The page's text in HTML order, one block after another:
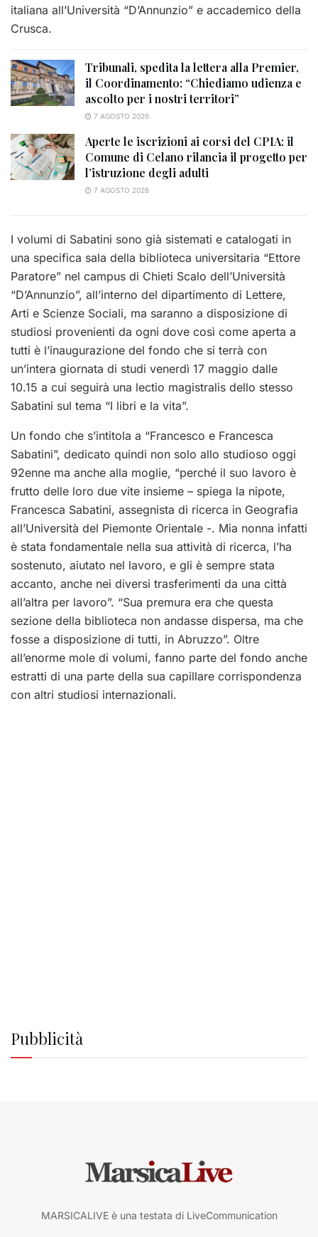
italiana all’Università “D’Annunzio” e accademico della
Crusca.
Tribunali, spedita la lettera alla Premier,
il Coordinamento: “Chiediamo udienza e
ascolto per i nostri territori”
7 AGOSTO 2026
Aperte le iscrizioni ai corsi del CPIA: il
Comune di Celano rilancia il progetto per
l’istruzione degli adulti
7 AGOSTO 2026
I volumi di Sabatini sono già sistemati e catalogati in
una specifica sala della biblioteca universitaria “Ettore
Paratore” nel campus di Chieti Scalo dell’Università
“D’Annunzio”, all’interno del dipartimento di Lettere,
Arti e Scienze Sociali, ma saranno a disposizione di
studiosi provenienti da ogni dove così come aperta a
tutti è l’inaugurazione del fondo che si terrà con
un’intera giornata di studi venerdì 17 maggio dalle
10.15 a cui seguirà una lectio magistralis dello stesso
Sabatini sul tema “I libri e la vita”.
Un fondo che s’intitola a “Francesco e Francesca
Sabatini”, dedicato quindi non solo allo studioso oggi
92enne ma anche alla moglie, “perché il suo lavoro è
frutto delle loro due vite insieme – spiega la nipote,
Francesca Sabatini, assegnista di ricerca in Geografia
all’Università del Piemonte Orientale -. Mia nonna infatti
è stata fondamentale nella sua attività di ricerca, l’ha
sostenuto, aiutato nel lavoro, e gli è sempre stata
accanto, anche nei diversi trasferimenti da una città
all’altra per lavoro”. “Sua premura era che questa
sezione della biblioteca non andasse dispersa, ma che
fosse a disposizione di tutti, in Abruzzo”. Oltre
all’enorme mole di volumi, fanno parte del fondo anche
estratti di una parte della sua capillare corrispondenza
con altri studiosi internazionali.
Pubblicità
MARSICALIVE è una testata di LiveCommunication